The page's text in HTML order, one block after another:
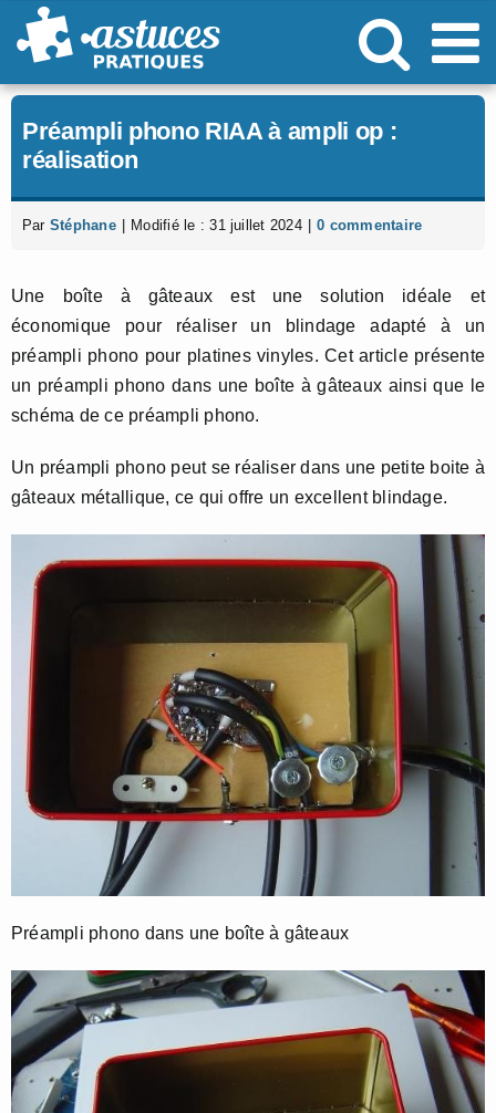
Passer
au
Préampli phono RIAA à ampli op :
réalisation
Par Stéphane Modifié le : 31 juillet 2024 0 commentaire
Une boîte à gâteaux est une solution idéale et
économique pour réaliser un blindage adapté à un
préampli phono pour platines vinyles. Cet article présente
un préampli phono dans une boîte à gâteaux ainsi que le
schéma de ce préampli phono.
Un préampli phono peut se réaliser dans une petite boite à
gâteaux métallique, ce qui offre un excellent blindage.
Préampli phono dans une boîte à gâteaux